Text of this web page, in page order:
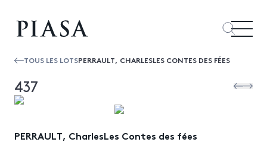
TOUS LES LOTSPERRAULT, CHARLESLES CONTES DES FÉES
437
PERRAULT, CharlesLes Contes des fées